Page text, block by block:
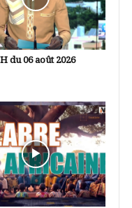
du 06 août 2026